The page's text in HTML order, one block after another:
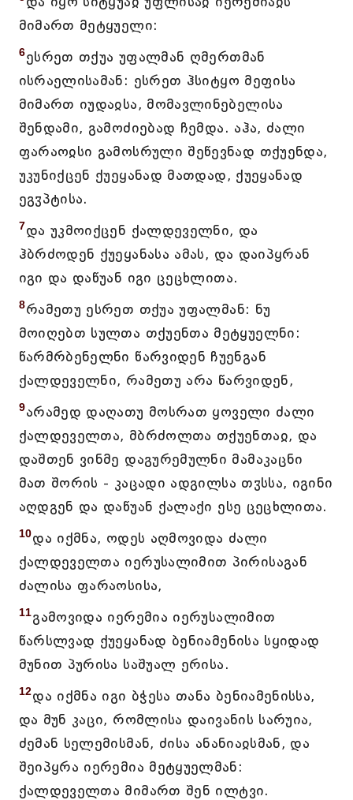
მიმართ მეტყუელი:
6ესრეთ თქუა უფალმან ღმერთმან
ისრაელისამან: ესრეთ ჰსიტყო მეფისა
მიმართ იუდაჲსა, მომავლინებელისა
შენდამი, გამოძიებად ჩემდა. აჰა, ძალი
ფარაოჲსი გამოსრული შეწევნად თქუენდა,
უკუნიქცენ ქუეყანად მათდად, ქუეყანად
ეგჳპტისა.
7და უკმოიქცენ ქალდეველნი, და
ჰბრძოდენ ქუეყანასა ამას, და დაიპყრან
იგი და დაწუან იგი ცეცხლითა.
8რამეთუ ესრეთ თქუა უფალმან: ნუ
მოიღებთ სულთა თქუენთა მეტყუელნი:
წარმრბენელნი წარვიდენ ჩუენგან
ქალდეველნი, რამეთუ არა წარვიდენ,
9არამედ დაღათუ მოსრათ ყოველი ძალი
ქალდეველთა, მბრძოლთა თქუენთაჲ, და
დაშთენ ვინმე დაგურემულნი მამაკაცნი
მათ შორის - კაცადი ადგილსა თჳსსა, იგინი
აღდგენ და დაწუან ქალაქი ესე ცეცხლითა.
10და იქმნა, ოდეს აღმოვიდა ძალი
ქალდეველთა იერუსალიმით პირისაგან
ძალისა ფარაოსისა,
11გამოვიდა იერემია იერუსალიმით
წარსლვად ქუეყანად ბენიამენისა სყიდად
მუნით პურისა საშუალ ერისა.
12და იქმნა იგი ბჭესა თანა ბენიამენისსა,
და მუნ კაცი, რომლისა დაივანის სარუია,
ძემან სელემისმან, ძისა ანანიაჲსმან, და
შეიპყრა იერემია მეტყუელმან:
ქალდეველთა მიმართ შენ ილტვი.